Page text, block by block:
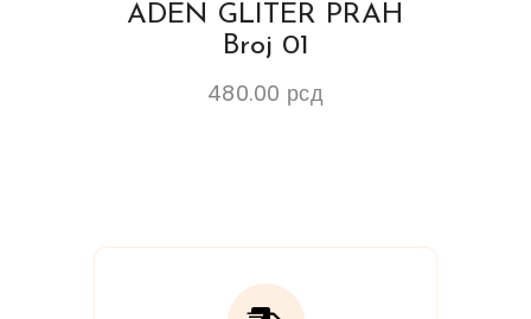
ADEN GLITER PRAH
Broj 01
480.00 рсд